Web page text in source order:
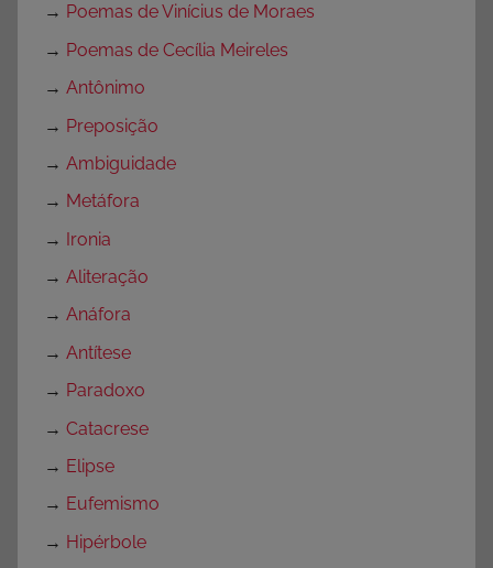
→ Poemas de Vinícius de Moraes
→ Poemas de Cecília Meireles
→ Antônimo
→ Preposição
→ Ambiguidade
→ Metáfora
→ Ironia
→ Aliteração
→ Anáfora
→ Antítese
→ Paradoxo
→ Catacrese
→ Elipse
→ Eufemismo
→ Hipérbole